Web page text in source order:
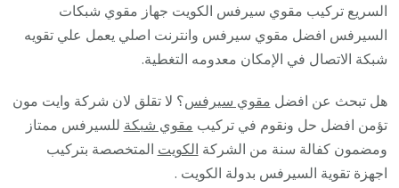
السريع تركيب مقوي سيرفس الكويت جهاز مقوي شبكات
السيرفس افضل مقوي سيرفس وانترنت اصلي يعمل علي تقويه
شبكة الاتصال في الإمكان معدومه التغطية.
هل تبحث عن افضل مقوي سيرفس؟ لا تقلق لان شركة وايت مون
تؤمن افضل حل ونقوم في تركيب مقوي شبكة للسيرفس ممتاز
ومضمون كفالة سنة من الشركة الكويت المتخصصة بتركيب
اجهزة تقوية السيرفس بدولة الكويت .